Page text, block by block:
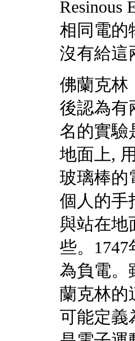
Resinous
相同電的
沒有給這
佛蘭克林
後認為有
名的實驗
地面上,
玻璃棒的
個人的手
與站在地
些。
為負電。
蘭克林的
可能定義